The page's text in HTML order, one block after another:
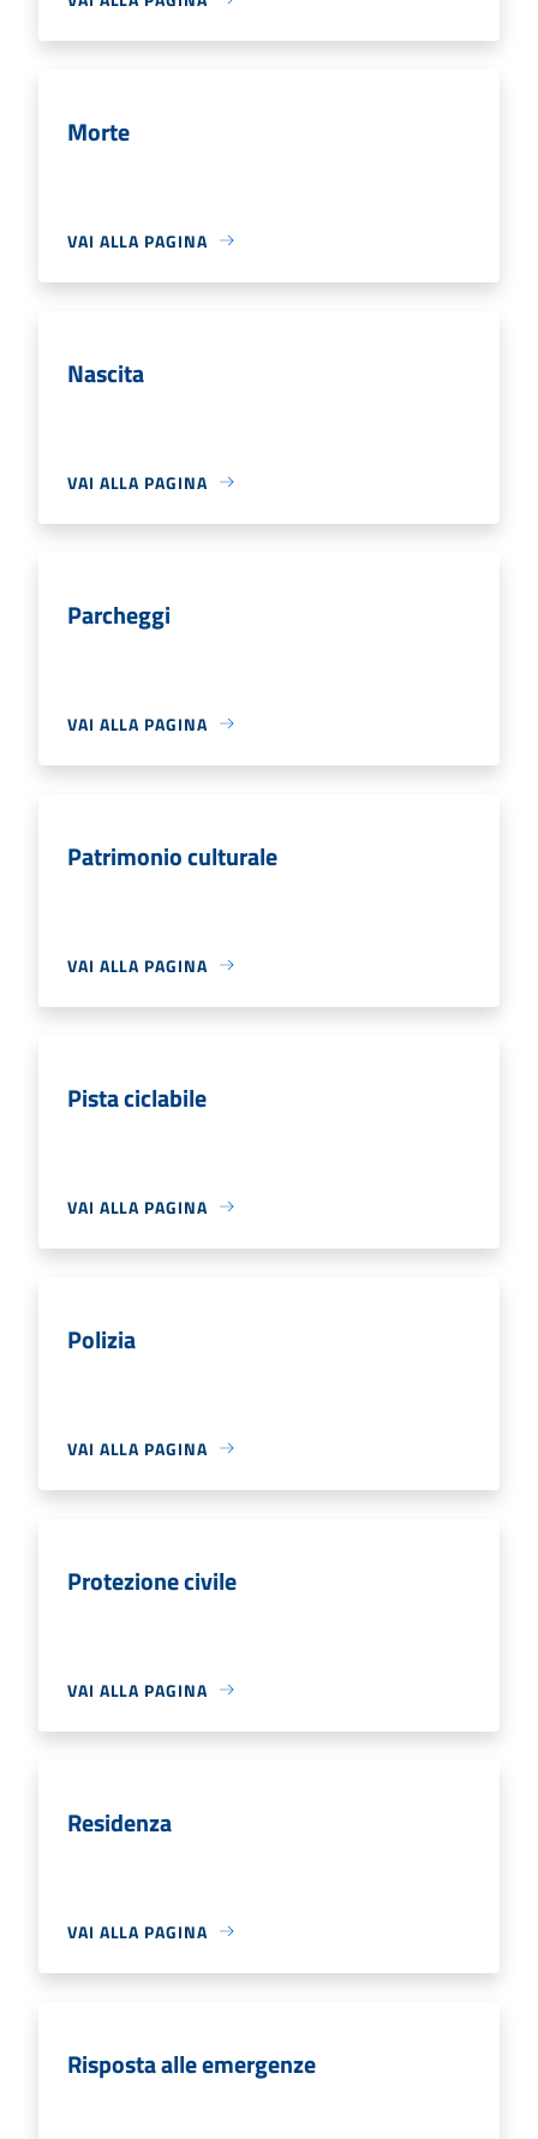
Morte
VAI ALLA PAGINA
Nascita
VAI ALLA PAGINA
Parcheggi
VAI ALLA PAGINA
Patrimonio culturale
VAI ALLA PAGINA
Pista ciclabile
VAI ALLA PAGINA
Polizia
VAI ALLA PAGINA
Protezione civile
VAI ALLA PAGINA
Residenza
VAI ALLA PAGINA
Risposta alle emergenze